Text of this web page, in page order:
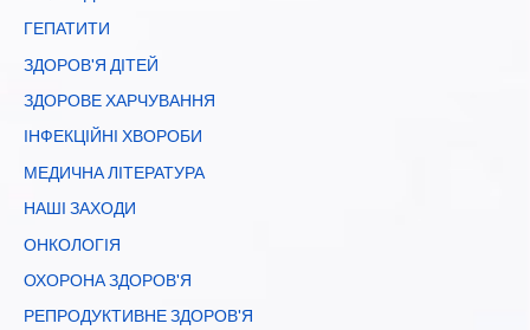
ГЕПАТИТИ
ЗДОРОВ'Я ДІТЕЙ
ЗДОРОВЕ ХАРЧУВАННЯ
ІНФЕКЦІЙНІ ХВОРОБИ
МЕДИЧНА ЛІТЕРАТУРА
НАШІ ЗАХОДИ
ОНКОЛОГІЯ
ОХОРОНА ЗДОРОВ'Я
РЕПРОДУКТИВНЕ ЗДОРОВ'Я